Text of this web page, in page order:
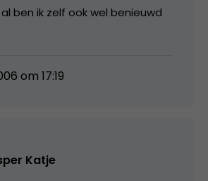
ben ik zelf ook wel benieuwd
om 17:19
Katje